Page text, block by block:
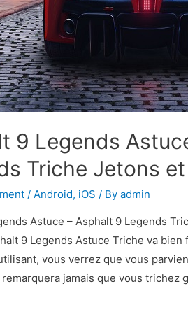
9 Legends
Triche Jetons
/ Android, iOS / Byadmin
Astuce – Asphalt 9 Legends
9 Legends Astuce Triche va
vous verrez que vous
jamais que vous trichez